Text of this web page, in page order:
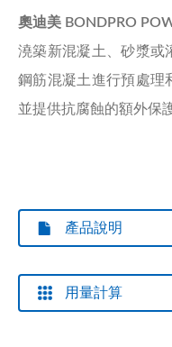
奧迪美 BONDPRO
澆築新混凝土、砂漿或
鋼筋混凝土進行預處理
並提供抗腐蝕的額外保
產品說明
用量計算